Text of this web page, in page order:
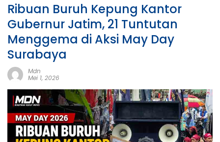
Ribuan Buruh Kepung Kantor
Gubernur Jatim, 21 Tuntutan
Menggema di Aksi May Day
Surabaya
Mdn
Mei 1, 2026